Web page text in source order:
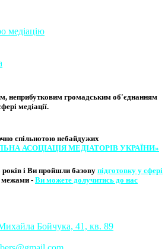
медіаці​ю
неприбутковим громадським об'єднанням
медіації.
спільнотою небайдужих
АСОЦІ​АЦІЯ МЕ​​ДІАТОРІВ УКРА​ЇНИ»
і Ви пройшли базову підготовку у сфері
межами - Ви можете долучитись до нас
Бойчука, 41, кв. 89​